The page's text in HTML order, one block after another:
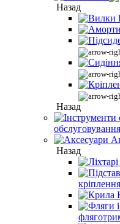
Назад
Назад
обслуговування
Назад